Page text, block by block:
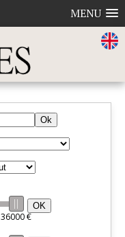
MENU
36000 €
OK